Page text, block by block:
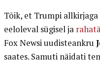
Tõik, et Trumpi
eeloleval sügisel ja
Fox Newsi uudisteankru
saates. Samuti näidati